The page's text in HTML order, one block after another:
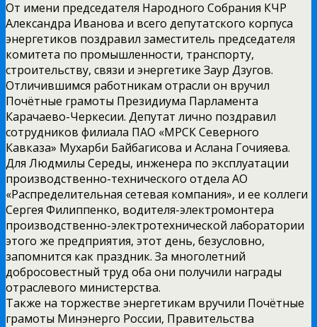
От имени председателя Народного Собрания КЧР
Александра Иванова и всего депутатского корпуса
энергетиков поздравил заместитель председателя
комитета по промышленности, транспорту,
строительству, связи и энергетике Заур Дзугов.
Отличившимся работникам отрасли он вручил
Почётные грамоты Президиума Парламента
Карачаево-Черкесии. Депутат лично поздравил
сотрудников филиала ПАО «МРСК Северного
Кавказа» Мухарби Байбагисова и Аслана Гочияева.
Для Людмилы Середы, инженера по эксплуатации
производственно-технического отдела АО
«Распределительная сетевая компания», и ее коллеги
Сергея Филиппенко, водителя-электромонтера
производственно-электротехнической лаборатории
этого же предприятия, этот день, безусловно,
запомнится как праздник. За многолетний
добросовестный труд оба они получили награды
отраслевого министерства.
Также на торжестве энергетикам вручили Почётные
грамоты Минэнерго России, Правительства